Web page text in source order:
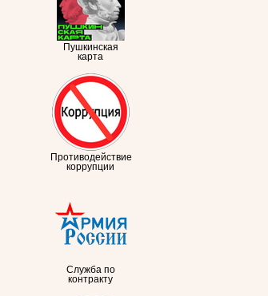
Пушкинская
карта
Противодействие
коррупции
Служба по
контракту